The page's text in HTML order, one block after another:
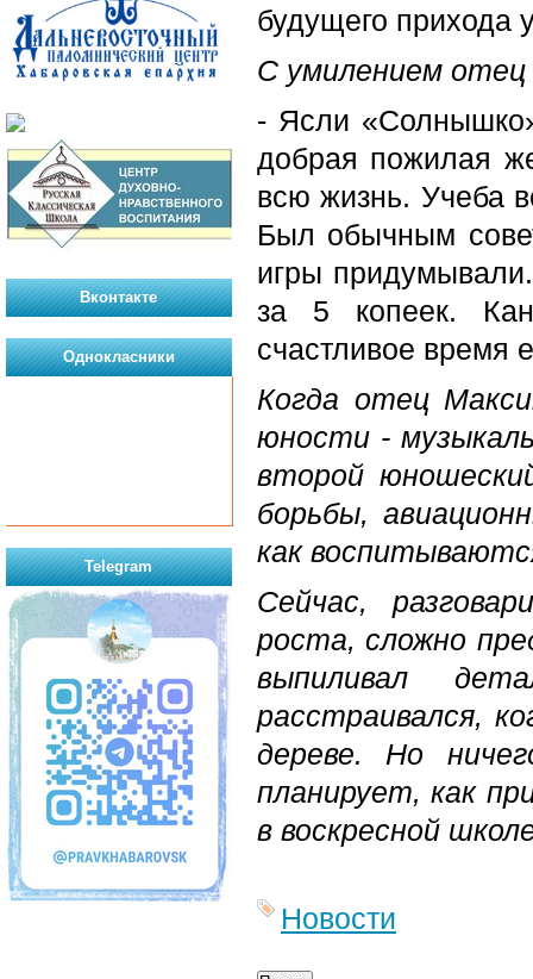
будущего прихода
С умилением
- Ясли
добрая пожилая
всю жизнь. Учеба
Был обычным
игры придумывали.
за 5 копеек.
счастливое время
Когда отец
юности -
второй
борьбы,
как
Сейчас,
роста, сложно
выпиливал
расстраивался,
дереве. Но
планирует, как
в воскресной
Новости
Вконтакте
Однокласники
Telegram